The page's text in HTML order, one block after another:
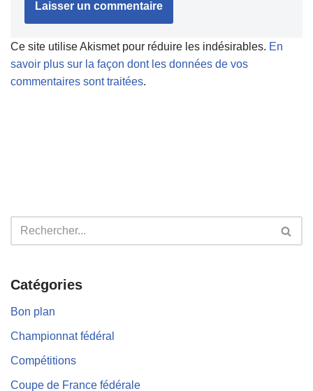
Ce site utilise Akismet pour réduire les indésirables. En
savoir plus sur la façon dont les données de vos
commentaires sont traitées.
Catégories
Bon plan
Championnat fédéral
Compétitions
Coupe de France fédérale